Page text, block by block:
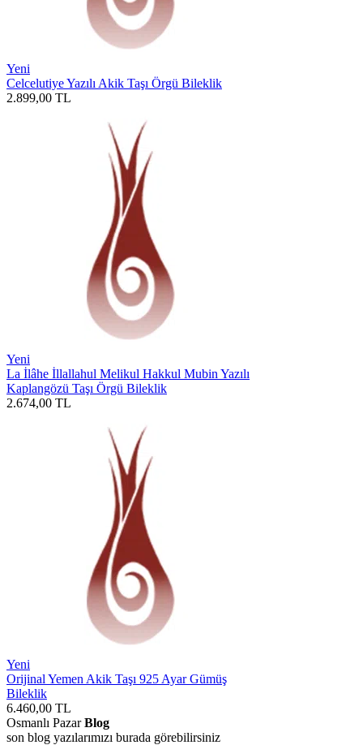
Yeni
Celcelutiye Yazılı Akik Taşı Örgü Bileklik
2.899,00 TL
Yeni
La İlâhe İllallahul Melikul Hakkul Mubin Yazılı
Kaplangözü Taşı Örgü Bileklik
2.674,00 TL
Yeni
Orijinal Yemen Akik Taşı 925 Ayar Gümüş
Bileklik
6.460,00 TL
Osmanlı PazarBlog
son blog yazılarımızı burada görebilirsiniz